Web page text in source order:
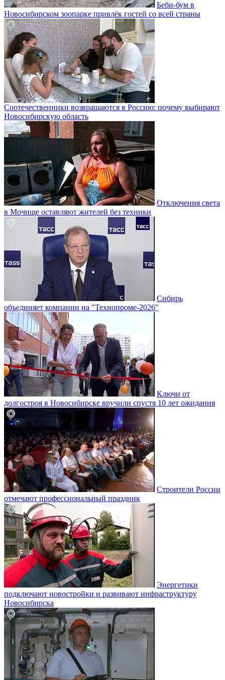
Беби-бум в
Новосибирском зоопарке привлёк гостей со всей страны
Соотечественники возвращаются в Россию: почему выбирают
Новосибирскую область
Отключения света
в Мочище оставляют жителей без техники
Сибирь
объединяет компании на "Технопроме-2026"
Ключи от
долгостроя в Новосибирске вручили спустя 10 лет ожидания
Строители России
отмечают профессиональный праздник
Энергетики
подключают новостройки и развивают инфраструктуру
Новосибирска